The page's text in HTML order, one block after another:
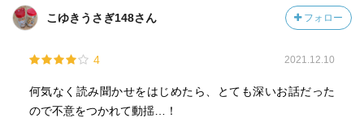
こゆきうさぎ148さん フォロー
4 2021.12.10
何気なく読み聞かせをはじめたら、とても深いお話だった
ので不意をつかれて動揺…！